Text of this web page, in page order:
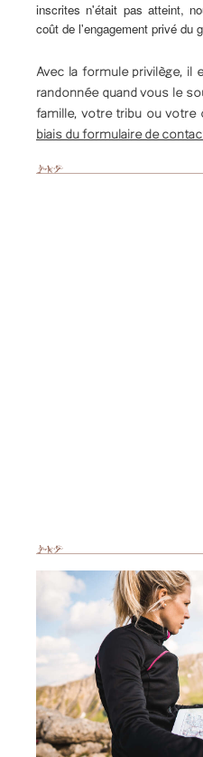
inscrites n'était pas atteint,
coût de l'engagement privé du
Avec la formule privilège, il
randonnée quand vous le
famille, votre tribu ou votre
biais du formulaire de